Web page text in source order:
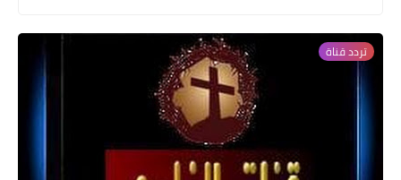
تردد قناة
nilesat
iptv
ترددات النايل سات
تردد قناة